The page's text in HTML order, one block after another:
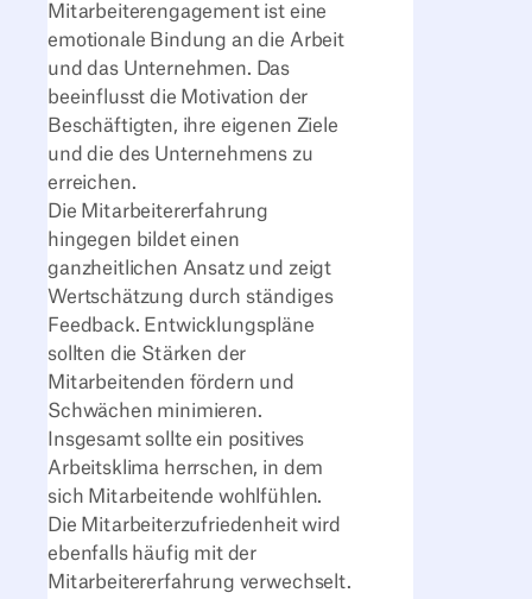
Mitarbeiterengagement ist eine
emotionale Bindung an die Arbeit
und das Unternehmen. Das
beeinflusst die Motivation der
Beschäftigten, ihre eigenen Ziele
und die des Unternehmens zu
erreichen.
Die Mitarbeitererfahrung
hingegen bildet einen
ganzheitlichen Ansatz und zeigt
Wertschätzung durch ständiges
Feedback. Entwicklungspläne
sollten die Stärken der
Mitarbeitenden fördern und
Schwächen minimieren.
Insgesamt sollte ein positives
Arbeitsklima herrschen, in dem
sich Mitarbeitende wohlfühlen.
Die Mitarbeiterzufriedenheit wird
ebenfalls häufig mit der
Mitarbeitererfahrung verwechselt.